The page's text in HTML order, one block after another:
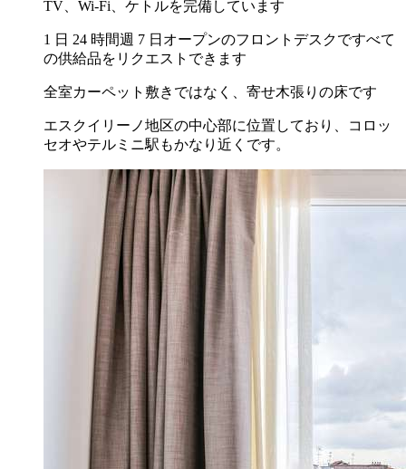
TV、Wi-Fi、ケトルを完備しています
1 日 24 時間週 7 日オープンのフロントデスクですべて
の供給品をリクエストできます
全室カーペット敷きではなく、寄せ木張りの床です
エスクイリーノ地区の中心部に位置しており、コロッ
セオやテルミニ駅もかなり近くです。